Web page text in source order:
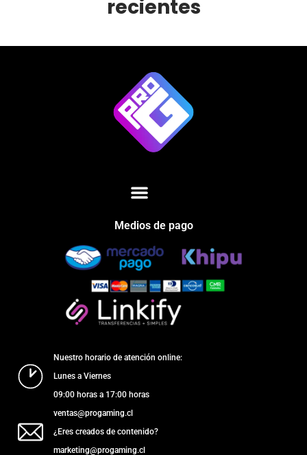
recientes
Medios de pago
Nuestro horario de atención online:
Lunes a Viernes
09:00 horas a 17:00 horas
ventas@progaming.cl
¿Eres creados de contenido?
marketing@progaming.cl